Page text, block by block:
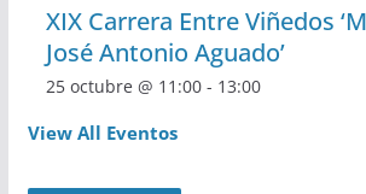
XIX Carrera Entre Viñedos
José Antonio Aguado’
25 octubre @ 11:00- 13:00
View All Eventos